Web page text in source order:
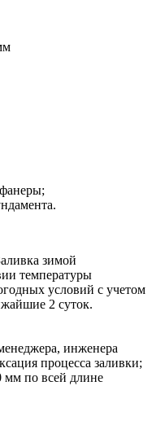
зимой
температуры
условий с учетом
2 суток.
инженера
процесса заливки;
мм по всей длине